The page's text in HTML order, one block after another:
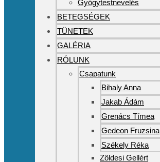
Gyógytestnevelés
BETEGSÉGEK
TÜNETEK
GALÉRIA
RÓLUNK
Csapatunk
Bihaly Anna
Jakab Ádám
Grenács Tímea
Gedeon Fruzsina
Székely Réka
Zöldesi Gellért